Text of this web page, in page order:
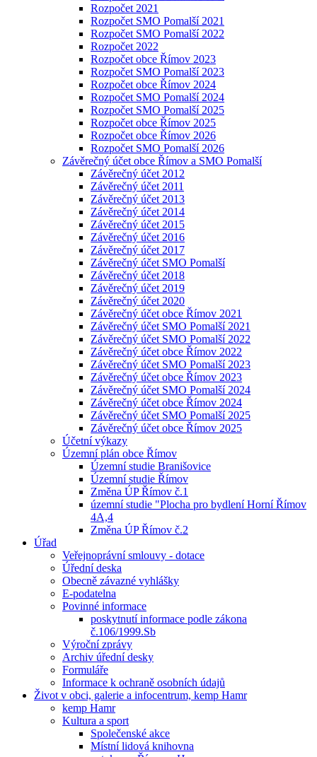
Rozpočet 2021
Rozpočet SMO Pomalší 2021
Rozpočet SMO Pomalší 2022
Rozpočet 2022
Rozpočet obce Římov 2023
Rozpočet SMO Pomalší 2023
Rozpočet obce Římov 2024
Rozpočet SMO Pomalší 2024
Rozpočet SMO Pomalší 2025
Rozpočet obce Římov 2025
Rozpočet obce Římov 2026
Rozpočet SMO Pomalší 2026
Závěrečný účet obce Římov a SMO Pomalší
Závěrečný účet 2012
Závěrečný účet 2011
Závěrečný účet 2013
Závěrečný účet 2014
Závěrečný účet 2015
Závěrečný účet 2016
Závěrečný účet 2017
Závěrečný účet SMO Pomalší
Závěrečný účet 2018
Závěrečný účet 2019
Závěrečný účet 2020
Závěrečný účet obce Římov 2021
Závěrečný účet SMO Pomalší 2021
Závěrečný účet SMO Pomalší 2022
Závěrečný účet obce Římov 2022
Závěrečný účet SMO Pomalší 2023
Závěrečný účet obce Římov 2023
Závěrečný účet SMO Pomalší 2024
Závěrečný účet obce Římov 2024
Závěrečný účet SMO Pomalší 2025
Závěrečný účet obce Římov 2025
Účetní výkazy
Územní plán obce Římov
Územní studie Branišovice
Územní studie Římov
Změna ÚP Římov č.1
územní studie "Plocha pro bydlení Horní Římov
4A,4
Změna ÚP Římov č.2
Úřad
Veřejnoprávní smlouvy - dotace
Úřední deska
Obecně závazné vyhlášky
E-podatelna
Povinné informace
poskytnutí informace podle zákona
č.106/1999.Sb
Výroční zprávy
Archiv úřední desky
Formuláře
Informace k ochraně osobních údajů
Život v obci, galerie a infocentrum, kemp Hamr
kemp Hamr
Kultura a sport
Společenské akce
Místní lidová knihovna